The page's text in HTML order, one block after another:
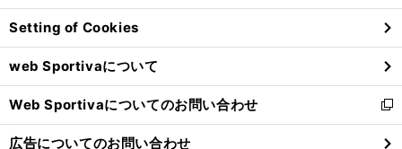
ン
ド
ウ
で
開
く
Setting of Cookies
web Sportivaについて
Web Sportivaについてのお問い合わせ
新
し
広告についてのお問い合わせ